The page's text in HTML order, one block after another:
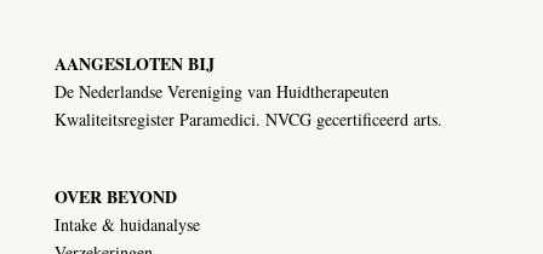
AANGESLOTEN BIJ
De Nederlandse Vereniging van Huidtherapeuten
Kwaliteitsregister Paramedici. NVCG gecertificeerd arts.
OVER BEYOND
Intake & huidanalyse